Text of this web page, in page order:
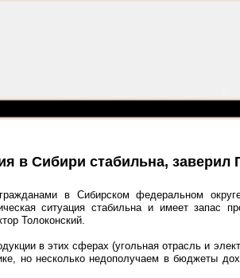
в Сибири стабильна,
гражданами в Сибирском федеральном
ситуация стабильна и имеет запас
Толоконский.
в этих сферах (угольная отрасль и
но несколько недополучаем в бюджеты